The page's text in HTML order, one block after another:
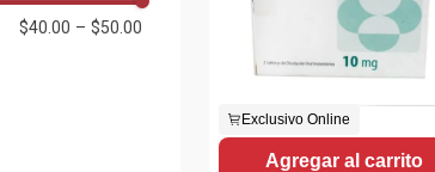
$40.00 – $50.00
Exclusivo Online
Agregar al carrito